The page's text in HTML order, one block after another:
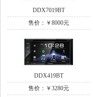
DDX7019BT
售价：￥8000元
DDX419BT
售价：￥3280元